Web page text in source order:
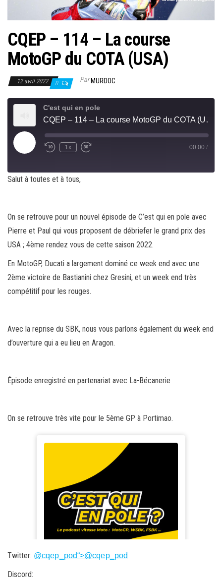
CQEP – 114 – La course
MotoGP du COTA (USA)
12 avril 2022 0 ParMURDOC
C'est qui en pole
CQEP – 114 – La course MotoGP du COTA (USA)
Play
EpisodeRewind
1x
Fast
seconds
00:00 /
Salut à toutes et à tous,
On se retrouve pour un nouvel épisode de C’est qui en pole avec
Pierre et Paul qui vous proposent de débriefer le grand prix des
USA ; 4ème rendez vous de cette saison 2022.
En MotoGP, Ducati a largement dominé ce week end avec une
2ème victoire de Bastianini chez Gresini, et un week end très
compétitif pour les rouges.
Avec la reprise du SBK, nous vous parlons également du week end
d’ouverture qui a eu lieu en Aragon.
Épisode enregistré en partenariat avec La-Bécanerie
On se retrouve très vite pour le 5ème GP à Portimao.
Twitter: @cqep_pod“>@cqep_pod
Discord: